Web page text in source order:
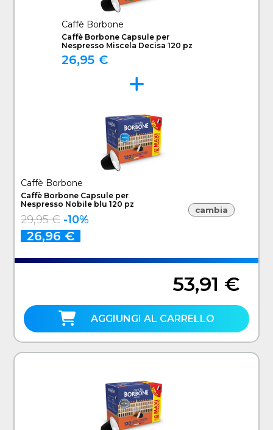
Caffè Borbone
Caffè Borbone Capsule per
Nespresso Miscela Decisa 120 pz
26,95 €
Caffè Borbone
Caffè Borbone Capsule per
Nespresso Nobile blu 120 pz
29,95 € -10%
26,96 €
cambia
53,91 €
AGGIUNGI AL CARRELLO